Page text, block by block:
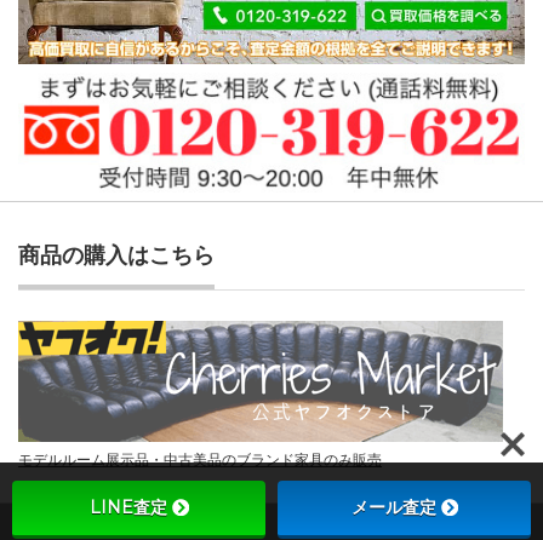
商品の購入はこちら
モデルルーム展示品・中古美品のブランド家具のみ販売
LINE査定 メール査定